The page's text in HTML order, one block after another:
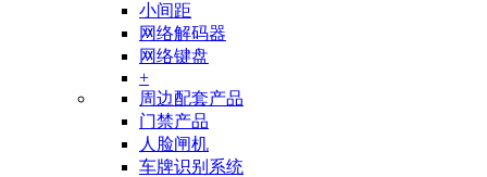
小间距
网络解码器
网络键盘
+
周边配套产品
门禁产品
人脸闸机
车牌识别系统